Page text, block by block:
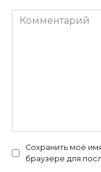
Комментарий
Сохранить моё
браузере для